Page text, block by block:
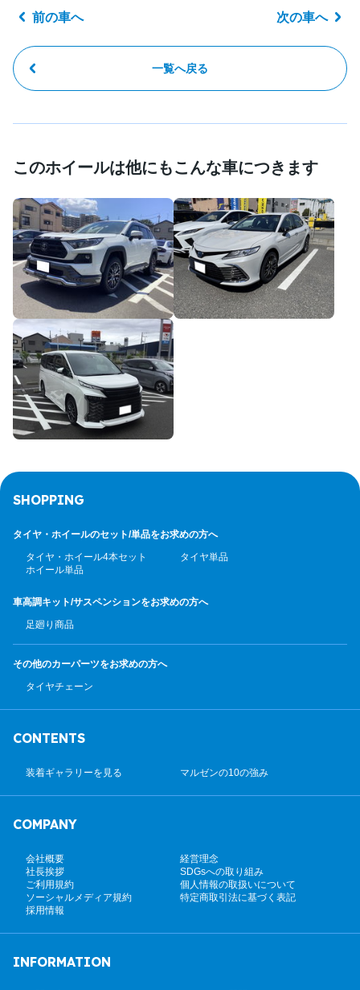
前の車へ
一覧へ戻る
次の車へ
このホイールは他にもこんな車につきます
SHOPPING
タイヤ・ホイールのセット/単品をお求めの方へ
タイヤ・ホイール4本セット
タイヤ単品
ホイール単品
車高調キット/サスペンションをお求めの方へ
足廻り商品
その他のカーパーツをお求めの方へ
タイヤチェーン
CONTENTS
装着ギャラリーを見る マルゼンの10の強み
COMPANY
会社概要
経営理念
社長挨拶
SDGsへの取り組み
ご利用規約
個人情報の取扱いについて
ソーシャルメディア規約
特定商取引法に基づく表記
採用情報
INFORMATION